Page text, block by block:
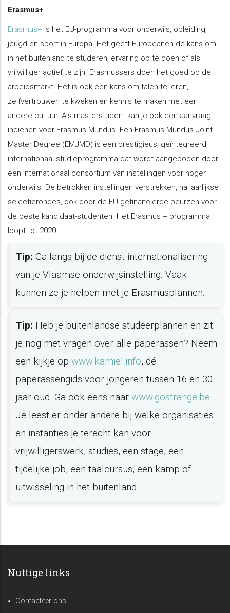
Erasmus+
Erasmus+ is het EU-programma voor onderwijs, opleiding,
jeugd en sport in Europa. Het geeft Europeanen de kans om
in het buitenland te studeren, ervaring op te doen of als
vrijwilliger actief te zijn. Erasmussers doen het goed op de
arbeidsmarkt. Het is ook een kans om talen te leren,
zelfvertrouwen te kweken en kennis te maken met een
andere cultuur. Als masterstudent kan je ook een aanvraag
indienen voor Erasmus Mundus. Een Erasmus Mundus Joint
Master Degree (EMJMD) is een prestigieus, geïntegreerd,
internationaal studieprogramma dat wordt aangeboden door
een internationaal consortium van instellingen voor hoger
onderwijs. De betrokken instellingen verstrekken, na jaarlijkse
selectierondes, ook door de EU gefinancierde beurzen voor
de beste kandidaat-studenten. Het Erasmus + programma
loopt tot 2020.
Tip: Ga langs bij de dienst internationalisering
van je Vlaamse onderwijsinstelling. Vaak
kunnen ze je helpen met je Erasmusplannen.
Tip: Heb je buitenlandse studeerplannen en zit
je nog met vragen over alle paperassen? Neem
een kijkje op www.kamiel.info, dé
paperassengids voor jongeren tussen 16 en 30
jaar oud. Ga ook eens naar www.gostrange.be.
Je leest er onder andere bij welke organisaties
en instanties je terecht kan voor
vrijwilligerswerk, studies, een stage, een
tijdelijke job, een taalcursus, een kamp of
uitwisseling in het buitenland.
Nuttige links
Contacteer ons